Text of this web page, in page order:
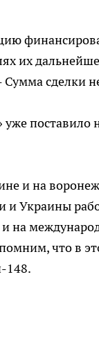
их
сделки
поставило
и на
и Украины
на
что в
148.